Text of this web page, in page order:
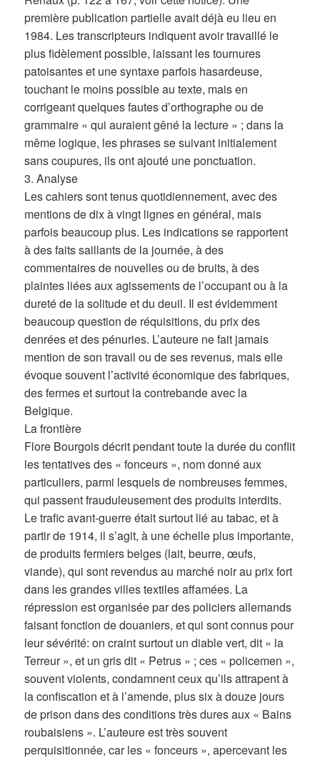
première publication partielle avait déjà eu lieu en
1984. Les transcripteurs indiquent avoir travaillé le
plus fidèlement possible, laissant les tournures
patoisantes et une syntaxe parfois hasardeuse,
touchant le moins possible au texte, mais en
corrigeant quelques fautes d’orthographe ou de
grammaire « qui auraient gêné la lecture » ; dans la
même logique, les phrases se suivant initialement
sans coupures, ils ont ajouté une ponctuation.
3. Analyse
Les cahiers sont tenus quotidiennement, avec des
mentions de dix à vingt lignes en général, mais
parfois beaucoup plus. Les indications se rapportent
à des faits saillants de la journée, à des
commentaires de nouvelles ou de bruits, à des
plaintes liées aux agissements de l’occupant ou à la
dureté de la solitude et du deuil. Il est évidemment
beaucoup question de réquisitions, du prix des
denrées et des pénuries. L’auteure ne fait jamais
mention de son travail ou de ses revenus, mais elle
évoque souvent l’activité économique des fabriques,
des fermes et surtout la contrebande avec la
Belgique.
La frontière
Flore Bourgois décrit pendant toute la durée du conflit
les tentatives des « fonceurs », nom donné aux
particuliers, parmi lesquels de nombreuses femmes,
qui passent frauduleusement des produits interdits.
Le trafic avant-guerre était surtout lié au tabac, et à
partir de 1914, il s’agit, à une échelle plus importante,
de produits fermiers belges (lait, beurre, œufs,
viande), qui sont revendus au marché noir au prix fort
dans les grandes villes textiles affamées. La
répression est organisée par des policiers allemands
faisant fonction de douaniers, et qui sont connus pour
leur sévérité: on craint surtout un diable vert, dit « la
Terreur », et un gris dit « Petrus » ; ces « policemen »,
souvent violents, condamnent ceux qu’ils attrapent à
la confiscation et à l’amende, plus six à douze jours
de prison dans des conditions très dures aux « Bains
roubaisiens ». L’auteure est très souvent
perquisitionnée, car les « fonceurs », apercevant les